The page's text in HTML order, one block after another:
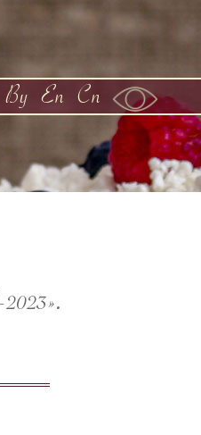
By En Cn